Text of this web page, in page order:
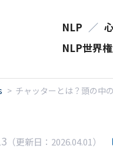
NLP ／
NLP世界
> チャッターとは？頭の中
（更新日：2026.04.01）